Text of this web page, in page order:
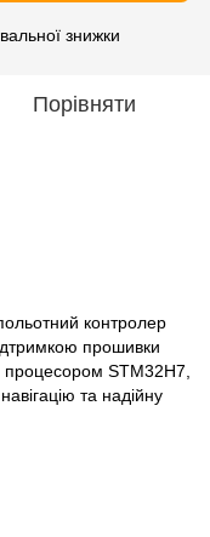
знижки
Порівняти
контролер
прошивки
STM32H7,
та надійну